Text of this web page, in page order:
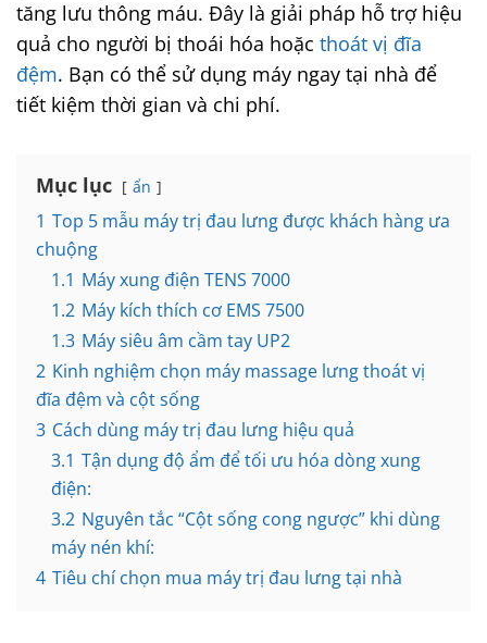
tăng lưu thông máu. Đây là giải pháp hỗ trợ hiệu
quả cho người bị thoái hóa hoặc thoát vị đĩa
đệm. Bạn có thể sử dụng máy ngay tại nhà để
tiết kiệm thời gian và chi phí.
Mục lục ẩn
1 Top 5 mẫu máy trị đau lưng được khách hàng ưa
chuộng
1.1 Máy xung điện TENS 7000
1.2 Máy kích thích cơ EMS 7500
1.3 Máy siêu âm cầm tay UP2
2 Kinh nghiệm chọn máy massage lưng thoát vị
đĩa đệm và cột sống
3 Cách dùng máy trị đau lưng hiệu quả
3.1 Tận dụng độ ẩm để tối ưu hóa dòng xung
điện:
3.2 Nguyên tắc “Cột sống cong ngược” khi dùng
máy nén khí:
4 Tiêu chí chọn mua máy trị đau lưng tại nhà